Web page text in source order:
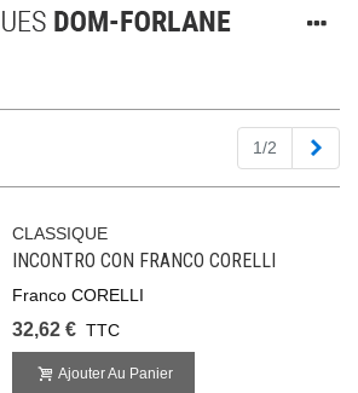
1/2
CLASSIQUE
INCONTRO CON FRANCO CORELLI
Franco CORELLI
32,62 € TTC
Ajouter Au Panier